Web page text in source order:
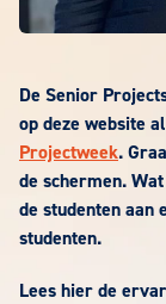
De Senior
op deze website
Projectweek.
de schermen.
de studenten aan
studenten.
Lees hier de